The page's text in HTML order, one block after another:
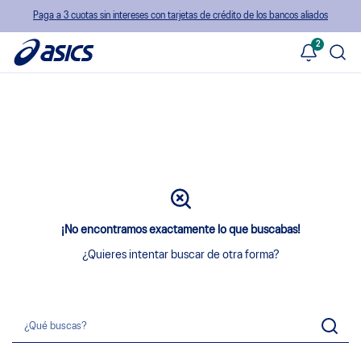
Paga a 3 cuotas sin intereses con tarjetas de crédito de los bancos aliados
2
¡No encontramos exactamente lo que buscabas!
¿Quieres intentar buscar de otra forma?